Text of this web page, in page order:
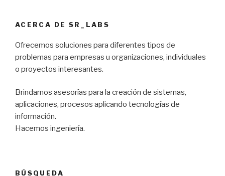
ACERCA DE SR_LABS
Ofrecemos soluciones para diferentes tipos de
problemas para empresas u organizaciones, individuales
o proyectos interesantes.
Brindamos asesorías para la creación de sistemas,
aplicaciones, procesos aplicando tecnologías de
información.
Hacemos ingeniería.
BÚSQUEDA